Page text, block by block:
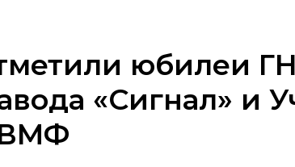
юбилеи
«Сигнал» и
ВМФ